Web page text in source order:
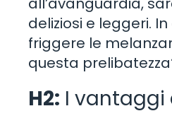
deliziosi e leggeri.
friggere le
questa
H2: I vantaggi